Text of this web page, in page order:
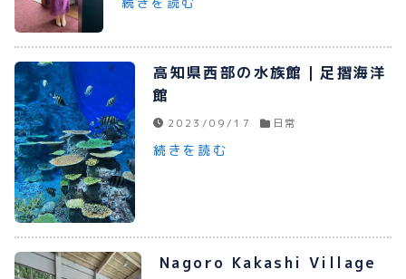
プライバシーポリシー
お問い合わせ
080-1481-9900
高知県西部の水族館｜足摺海洋
館
2023/09/17 日常
続きを読む
Nagoro Kakashi Village